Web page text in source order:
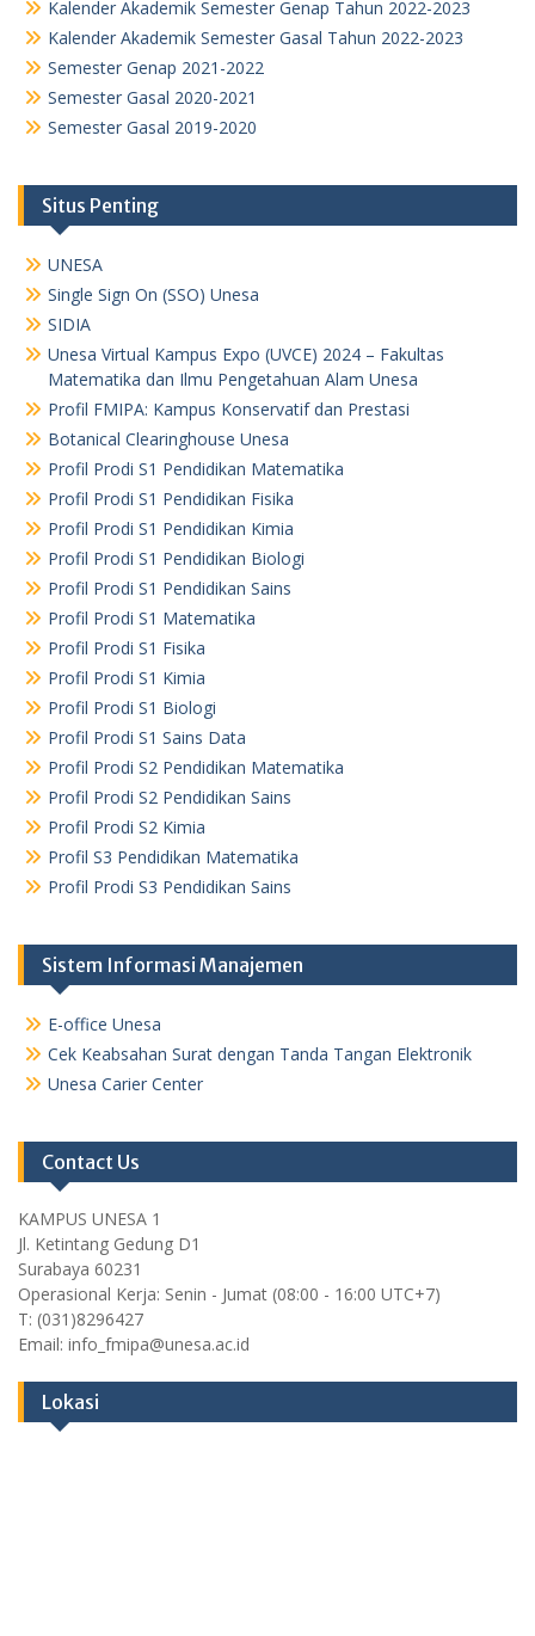
Kalender Akademik Semester Genap Tahun 2022-2023
Kalender Akademik Semester Gasal Tahun 2022-2023
Semester Genap 2021-2022
Semester Gasal 2020-2021
Semester Gasal 2019-2020
Situs Penting
UNESA
Single Sign On (SSO) Unesa
SIDIA
Unesa Virtual Kampus Expo (UVCE) 2024 – Fakultas
Matematika dan Ilmu Pengetahuan Alam Unesa
Profil FMIPA: Kampus Konservatif dan Prestasi
Botanical Clearinghouse Unesa
Profil Prodi S1 Pendidikan Matematika
Profil Prodi S1 Pendidikan Fisika
Profil Prodi S1 Pendidikan Kimia
Profil Prodi S1 Pendidikan Biologi
Profil Prodi S1 Pendidikan Sains
Profil Prodi S1 Matematika
Profil Prodi S1 Fisika
Profil Prodi S1 Kimia
Profil Prodi S1 Biologi
Profil Prodi S1 Sains Data
Profil Prodi S2 Pendidikan Matematika
Profil Prodi S2 Pendidikan Sains
Profil Prodi S2 Kimia
Profil S3 Pendidikan Matematika
Profil Prodi S3 Pendidikan Sains
Sistem Informasi Manajemen
E-office Unesa
Cek Keabsahan Surat dengan Tanda Tangan Elektronik
Unesa Carier Center
Contact Us
KAMPUS UNESA 1
Jl. Ketintang Gedung D1
Surabaya 60231
Operasional Kerja: Senin - Jumat (08:00 - 16:00 UTC+7)
T: (031)8296427
Email: info_fmipa@unesa.ac.id
Lokasi